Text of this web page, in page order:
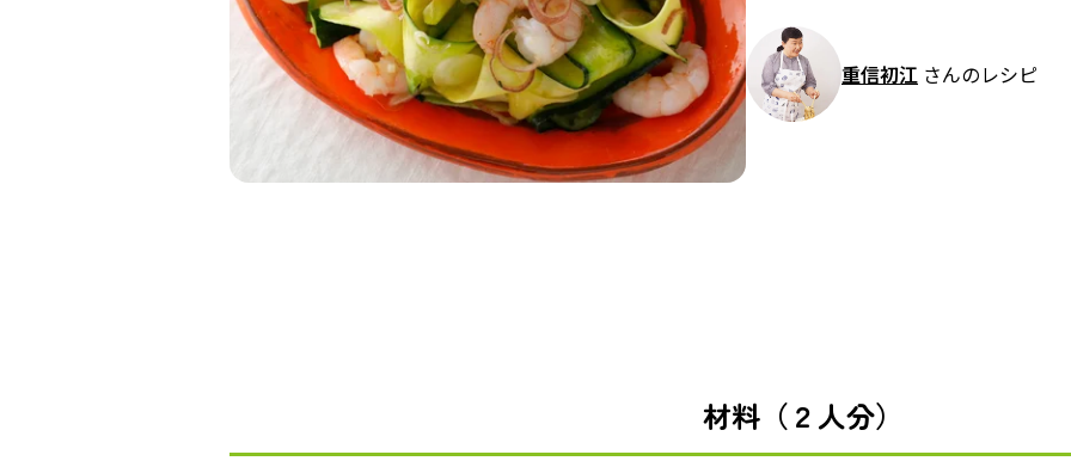
重信初江 さんのレシピ
材料（２人分）